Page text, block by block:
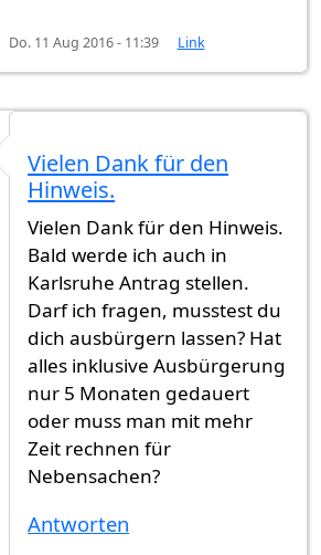
Do. 11 Aug 2016 - 11:39 Link
ich schon mal die Frage von
Vielen Dank für den
Hinweis.
Vielen Dank für den Hinweis.
Bald werde ich auch in
Karlsruhe Antrag stellen.
Darf ich fragen, musstest du
dich ausbürgern lassen? Hat
alles inklusive Ausbürgerung
nur 5 Monaten gedauert
oder muss man mit mehr
Zeit rechnen für
Nebensachen?
Antworten